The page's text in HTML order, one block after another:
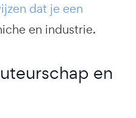
dat je een
en industrie.
en